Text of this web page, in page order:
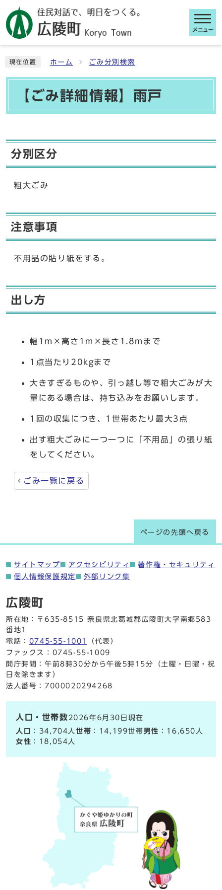
メニュー
現在位置 ホーム ごみ分別検索
【ごみ詳細情報】雨戸
分別区分
粗大ごみ
注意事項
不用品の貼り紙をする。
出し方
幅1m×高さ1m×長さ1.8mまで
1点当たり20kgまで
大きすぎるものや、引っ越し等で粗大ごみが大
量にある場合は、持ち込みをお願いします。
1回の収集につき、1世帯あたり最大3点
出す粗大ごみに一つ一つに「不用品」の張り紙
をしてください。
ごみ一覧に戻る
ページの先頭へ戻る
サイトマップ アクセシビリティ
著作権・セキュリティ
個人情報保護規定
外部リンク集
広陵町
所在地：〒635-8515 奈良県北葛城郡広陵町大字南郷583
番地1
電話： 0745-55-1001
（代表）
ファックス：0745-55-1009
開庁時間：午前8時30分から午後5時15分（土曜・日曜・祝
日を除きます）
法人番号：7000020294268
人口・世帯数 2026年6月30日現在
人口
：34,704人世帯 ：14,199世帯男性 ：16,650人
女性 ：18,054人